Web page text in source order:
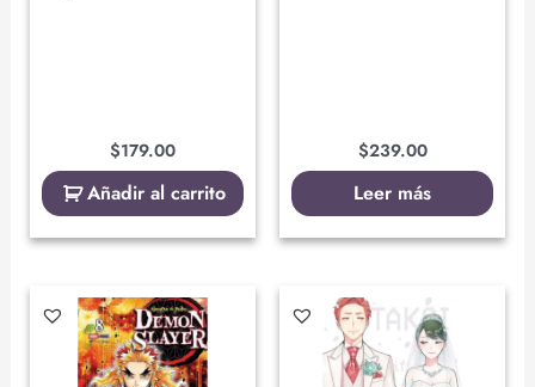
$179.00
Añadir al carrito
$239.00
Leer más